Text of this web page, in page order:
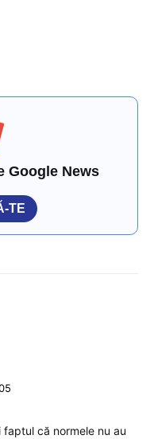
Google News
TE
că normele nu au